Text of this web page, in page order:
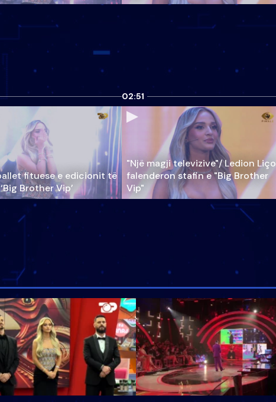
fituese e edicionit të
Brother Vip’
02:51
"Një magji televizive"/ Ledion Liço
falenderon stafin e "Big Brother
Vip"